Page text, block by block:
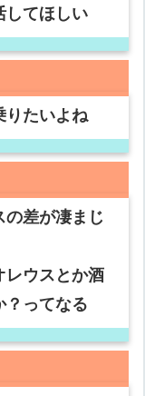
してほしい
りたいよね
差が凄まじ
レウスとか酒
？ってなる